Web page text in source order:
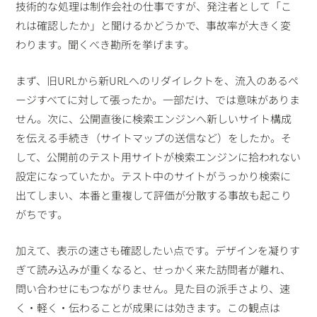
技術的な処理は制作会社の仕事ですが、発注者として「こ
れは確認したか」と聞けるかどうかで、事故率が大きく変
わります。聞くべき勘所を挙げます。
まず、旧URLから新URLへのリダイレクトを、流入のあるペ
ージすべてに対して張ったか。一部だけ、では意味がありま
せん。次に、公開直後に検索エンジンへ新しいサイト構成
を伝える手続き（サイトマップの送信など）をしたか。そ
して、公開前のテスト用サイトが検索エンジンに拾われない
設定になっていたか。テスト中のサイトがうっかり検索に
出てしまい、本番と重複して評価が分散する事故も起こり
がちです。
加えて、表示の速さも確認したい点です。デザインを凝りす
ぎて読み込みが重くなると、せっかく来た訪問者が離れ、
問い合わせにもつながりません。見た目の派手さより、速
く・軽く・伝わることが成果には効きます。この観点は